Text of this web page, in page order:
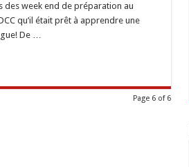
des week end de préparation au
qu’il était prêt à apprendre une
De …
Page 6 of 6